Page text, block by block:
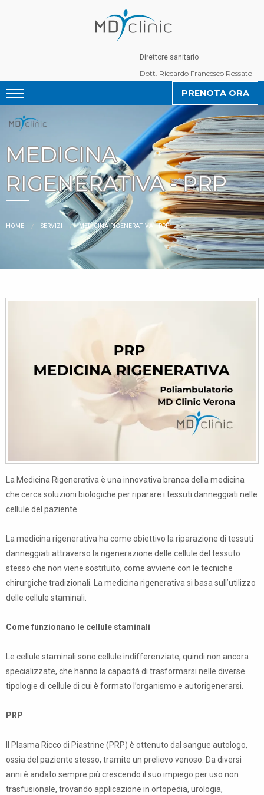
Direttore sanitario
Dott. Riccardo Francesco Rossato
PRENOTA ORA
MEDICINA
RIGENERATIVA - PRP
HOME SERVIZI CURRENT:
MEDICINA RIGENERATIVA - PRP
La Medicina Rigenerativa è una innovativa branca della medicina
che cerca soluzioni biologiche per riparare i tessuti danneggiati nelle
cellule del paziente.
La medicina rigenerativa ha come obiettivo la riparazione di tessuti
danneggiati attraverso la rigenerazione delle cellule del tessuto
stesso che non viene sostituito, come avviene con le tecniche
chirurgiche tradizionali. La medicina rigenerativa si basa sull’utilizzo
delle cellule staminali.
Come funzionano le cellule staminali
Le cellule staminali sono cellule indifferenziate, quindi non ancora
specializzate, che hanno la capacità di trasformarsi nelle diverse
tipologie di cellule di cui è formato l’organismo e autorigenerarsi.
PRP
Il Plasma Ricco di Piastrine (PRP) è ottenuto dal sangue autologo,
ossia del paziente stesso, tramite un prelievo venoso. Da diversi
anni è andato sempre più crescendo il suo impiego per uso non
trasfusionale, trovando applicazione in ortopedia, urologia,